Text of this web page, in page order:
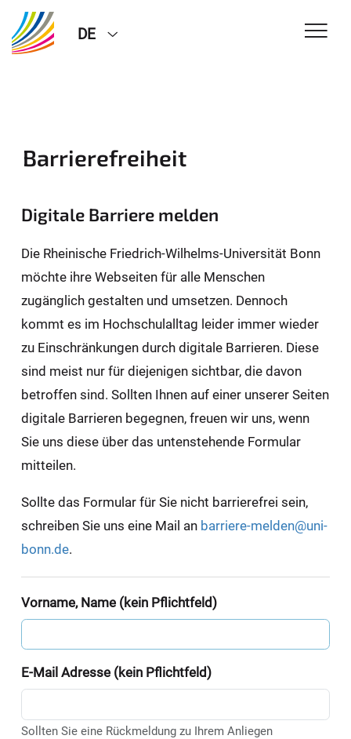
DE
Barrierefreiheit
Digitale Barriere melden
Die Rheinische Friedrich-Wilhelms-Universität Bonn
möchte ihre Webseiten für alle Menschen
zugänglich gestalten und umsetzen. Dennoch
kommt es im Hochschulalltag leider immer wieder
zu Einschränkungen durch digitale Barrieren. Diese
sind meist nur für diejenigen sichtbar, die davon
betroffen sind. Sollten Ihnen auf einer unserer Seiten
digitale Barrieren begegnen, freuen wir uns, wenn
Sie uns diese über das untenstehende Formular
mitteilen.
Sollte das Formular für Sie nicht barrierefrei sein,
schreiben Sie uns eine Mail an barriere-melden@uni-
bonn.de.
Vorname, Name (kein Pflichtfeld)
E-Mail Adresse (kein Pflichtfeld)
Sollten Sie eine Rückmeldung zu Ihrem Anliegen